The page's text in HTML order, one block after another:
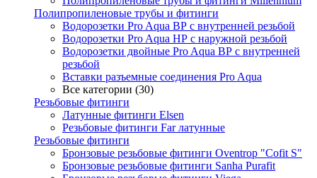
Полипропиленовые трубы и фитинги
Водорозетки Pro Aqua ВР с внутренней резьбой
Водорозетки Pro Aqua НР с наружной резьбой
Водорозетки двойные Pro Aqua ВР с внутренней
резьбой
Вставки разъемные соединения Pro Aqua
Все категории (30)
Резьбовые фитинги
Латунные фитинги Elsen
Резьбовые фитинги Far латунные
Резьбовые фитинги
Бронзовые резьбовые фитинги Oventrop "Cofit S"
Бронзовые резьбовые фитинги Sanha Purafit